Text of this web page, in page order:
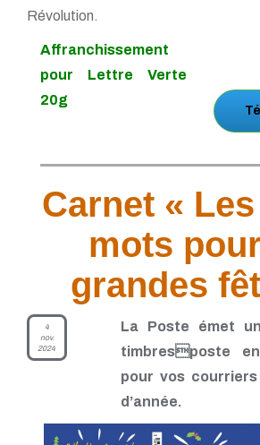
Révolution.
Affranchissement
pour Lettre Verte
20g
Carnet «
mots
grandes
4
nov.
2024
La Poste émet
timbresposte
pour vos
d’année.